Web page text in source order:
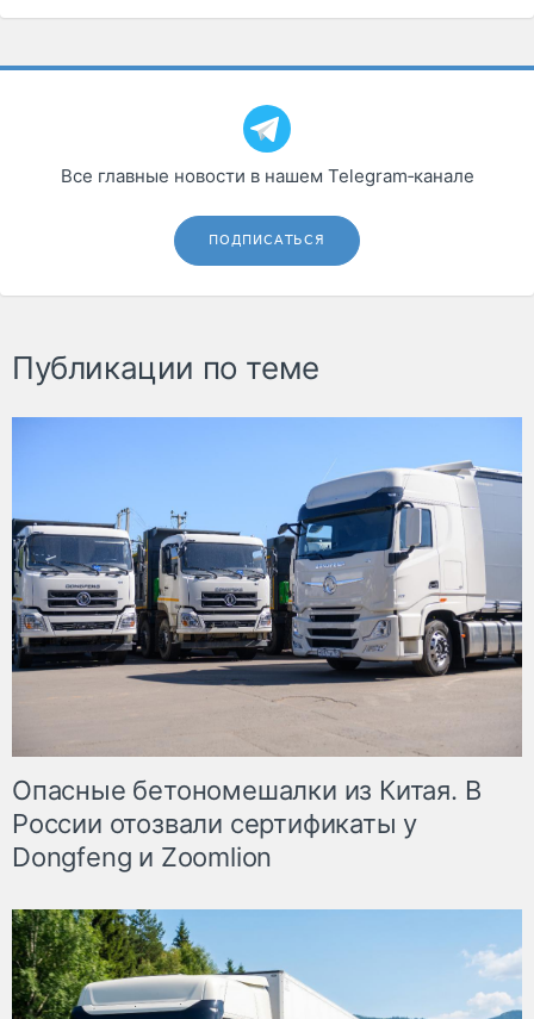
Все главные новости в нашем Telegram‑канале
ПОДПИСАТЬСЯ
Публикации по теме
Опасные бетономешалки из Китая. В
России отозвали сертификаты у
Dongfeng и Zoomlion